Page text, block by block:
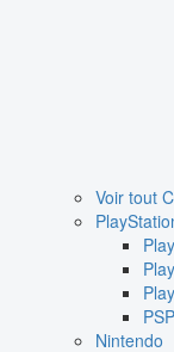
Voir tout
Nintendo